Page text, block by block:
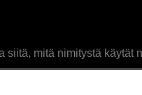
siitä, mitä nimitystä
josta löydät
jo tänään.